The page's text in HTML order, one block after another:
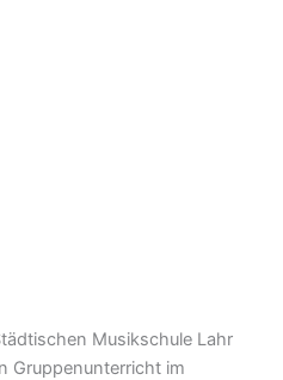
Musikschule Lahr
Gruppenunterricht im